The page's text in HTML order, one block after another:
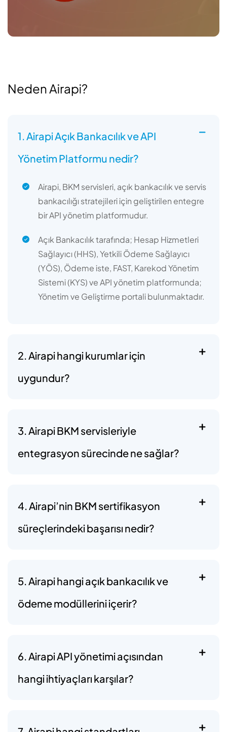
Neden Airapi?
1. Airapi Açık Bankacılık ve API
Yönetim Platformu nedir?
Airapi, BKM servisleri, açık bankacılık ve servis
bankacılığı stratejileri için geliştirilen entegre
bir API yönetim platformudur.
Açık Bankacılık tarafında; Hesap Hizmetleri
Sağlayıcı (HHS), Yetkili Ödeme Sağlayıcı
(YÖS), Ödeme iste, FAST, Karekod Yönetim
Sistemi (KYS) ve API yönetim platformunda;
Yönetim ve Geliştirme portali bulunmaktadır.
2. Airapi hangi kurumlar için
uygundur?
3. Airapi BKM servisleriyle
entegrasyon sürecinde ne sağlar?
4. Airapi’nin BKM sertifikasyon
süreçlerindeki başarısı nedir?
5. Airapi hangi açık bankacılık ve
ödeme modüllerini içerir?
6. Airapi API yönetimi açısından
hangi ihtiyaçları karşılar?